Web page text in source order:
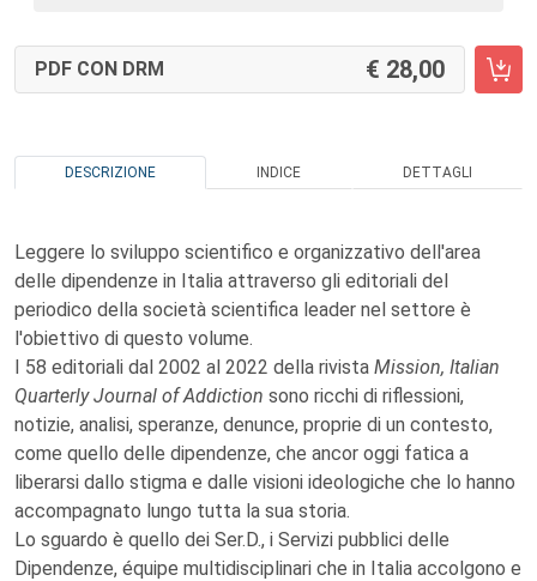
PDF CON DRM 28,00
DESCRIZIONE INDICE DETTAGLI
Leggere lo sviluppo scientifico e organizzativo dell'area
delle dipendenze in Italia attraverso gli editoriali del
periodico della società scientifica leader nel settore è
l'obiettivo di questo volume.
I 58 editoriali dal 2002 al 2022 della rivista Mission, Italian
Quarterly Journal of Addiction sono ricchi di riflessioni,
notizie, analisi, speranze, denunce, proprie di un contesto,
come quello delle dipendenze, che ancor oggi fatica a
liberarsi dallo stigma e dalle visioni ideologiche che lo hanno
accompagnato lungo tutta la sua storia.
Lo sguardo è quello dei Ser.D., i Servizi pubblici delle
Dipendenze, équipe multidisciplinari che in Italia accolgono e